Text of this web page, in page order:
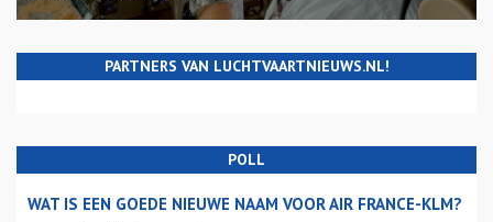
PARTNERS VAN LUCHTVAARTNIEUWS.NL!
POLL
WAT IS EEN GOEDE NIEUWE NAAM VOOR AIR FRANCE-KLM?